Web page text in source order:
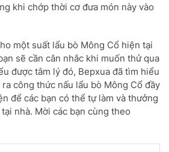
khi chớp thời cơ đưa món này vào
một suất lẩu bò Mông Cổ hiện tại
sẽ cần cân nhắc khi muốn thử qua
được tâm lý đó, Bepxua đã tìm hiểu
công thức nấu lẩu bò Mông Cổ đầy
để các bạn có thể tự làm và thưởng
nhà. Mời các bạn cùng theo